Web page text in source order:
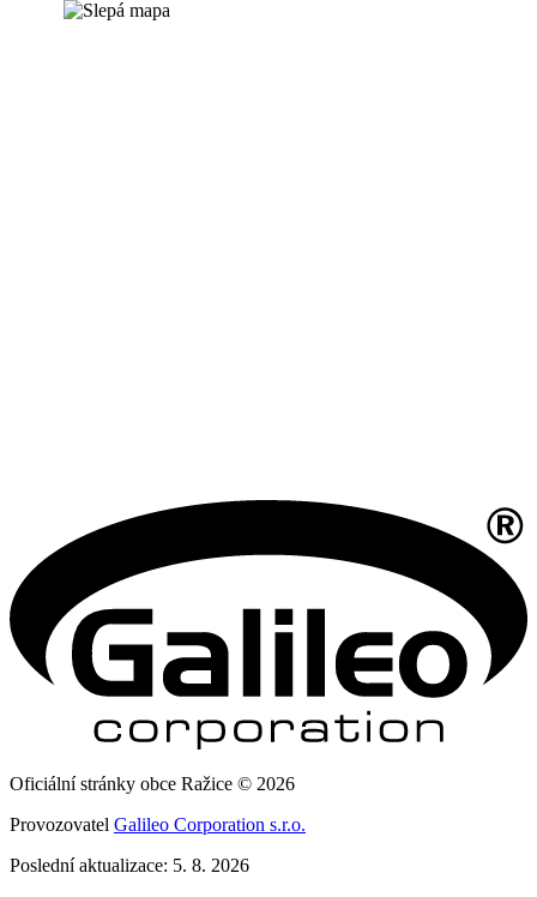
Oficiální stránky obce Ražice © 2026
Provozovatel Galileo Corporation s.r.o.
Poslední aktualizace: 5. 8. 2026